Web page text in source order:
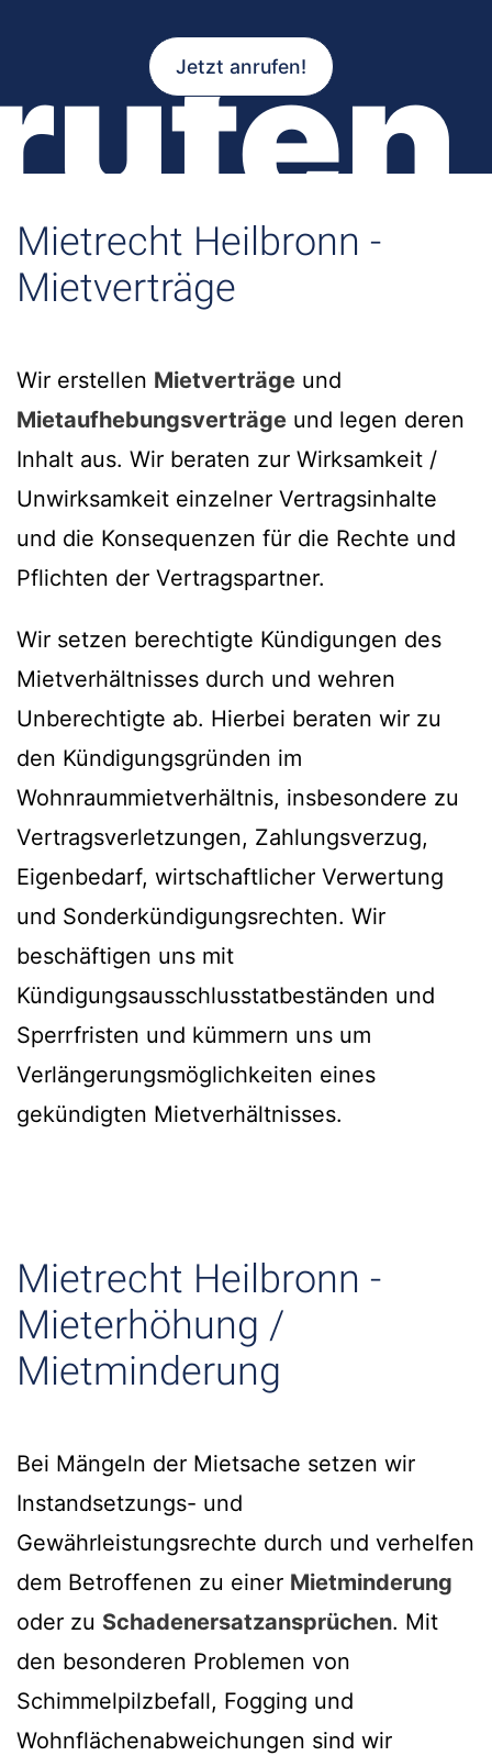
Jetzt anrufen!
Mietrecht Heilbronn -
Mietverträge
Wir erstellen Mietverträge und
Mietaufhebungsverträge und legen deren
Inhalt aus. Wir beraten zur Wirksamkeit /
Unwirksamkeit einzelner Vertragsinhalte
und die Konsequenzen für die Rechte und
Pflichten der Vertragspartner.
Wir setzen berechtigte Kündigungen des
Mietverhältnisses durch und wehren
Unberechtigte ab. Hierbei beraten wir zu
den Kündigungsgründen im
Wohnraummietverhältnis, insbesondere zu
Vertragsverletzungen, Zahlungsverzug,
Eigenbedarf, wirtschaftlicher Verwertung
und Sonderkündigungsrechten. Wir
beschäftigen uns mit
Kündigungsausschlusstatbeständen und
Sperrfristen und kümmern uns um
Verlängerungsmöglichkeiten eines
gekündigten Mietverhältnisses.
Mietrecht Heilbronn -
Mieterhöhung /
Mietminderung
Bei Mängeln der Mietsache setzen wir
Instandsetzungs- und
Gewährleistungsrechte durch und verhelfen
dem Betroffenen zu einer Mietminderung
oder zu Schadenersatzansprüchen. Mit
den besonderen Problemen von
Schimmelpilzbefall, Fogging und
Wohnflächenabweichungen sind wir